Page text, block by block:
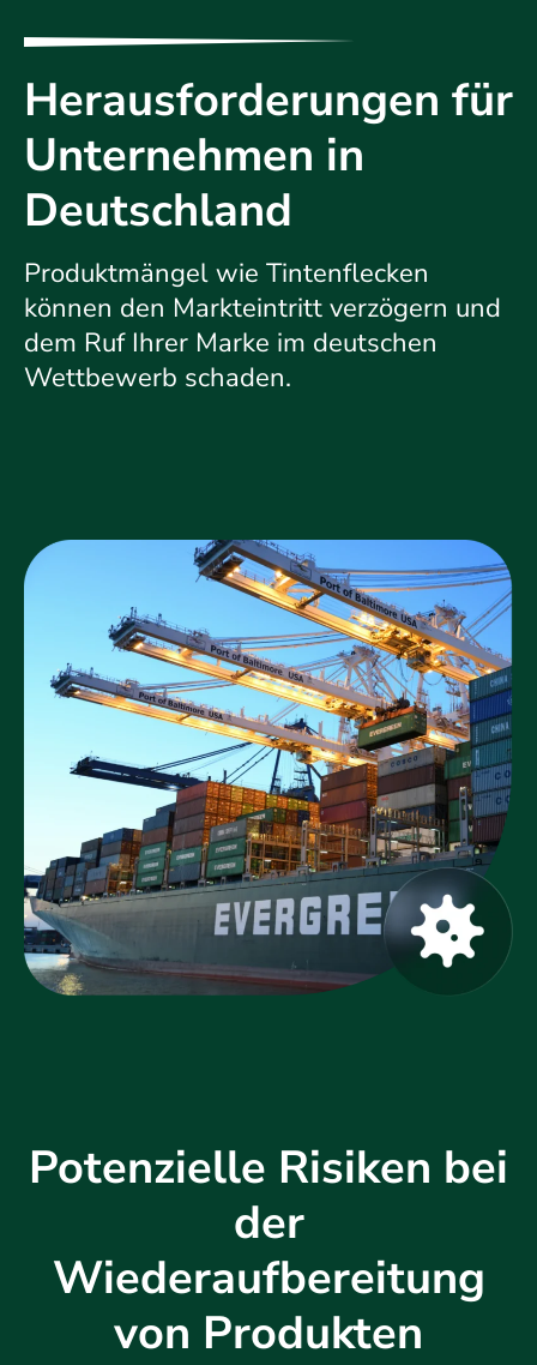
Herausforderungen für
Unternehmen in
Deutschland
Produktmängel wie Tintenflecken
können den Markteintritt verzögern und
dem Ruf Ihrer Marke im deutschen
Wettbewerb schaden.
Potenzielle Risiken bei
der
Wiederaufbereitung
von Produkten